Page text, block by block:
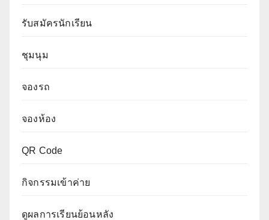
รับสมัครนักเรียน
ชุมนุม
จองรถ
จองห้อง
QR Code
กิจกรรมเข้าค่าย
ดูผลการเรียนย้อนหลัง